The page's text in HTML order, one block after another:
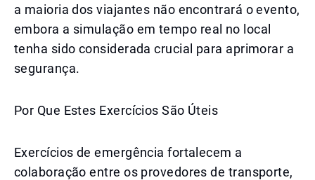
a maioria dos viajantes não encontrará o evento,
embora a simulação em tempo real no local
tenha sido considerada crucial para aprimorar a
segurança.
Por Que Estes Exercícios São Úteis
Exercícios de emergência fortalecem a
colaboração entre os provedores de transporte,